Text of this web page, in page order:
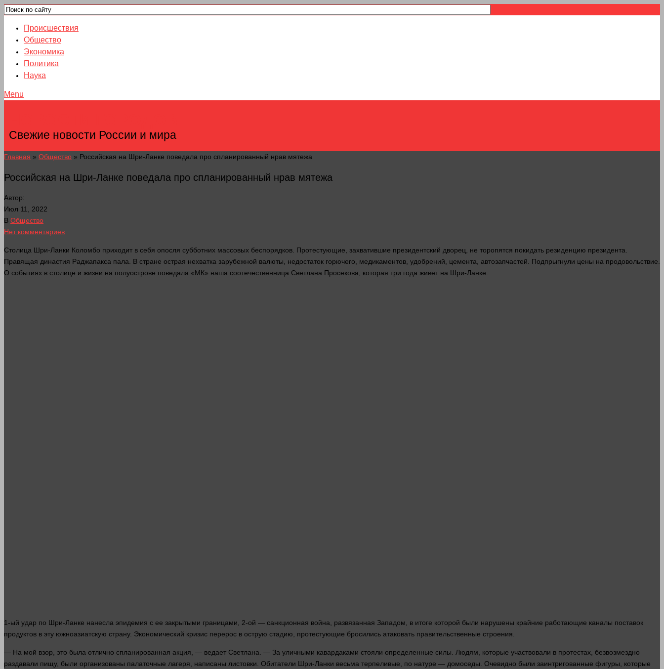
Происшествия
Общество
Экономика
Политика
Наука
Menu
Свежие новости России и мира
Главная » Общество » Российская на Шри-Ланке поведала про спланированный нрав мятежа
Российская на Шри-Ланке поведала про спланированный нрав мятежа
Автор:
Июл 11, 2022
В Общество
Нет комментариев
Столица Шри-Ланки Коломбо приходит в себя опосля субботних массовых беспорядков. Протестующие, захватившие президентский дворец, не торопятся покидать резиденцию президента.
Правящая династия Раджапакса пала. В стране острая нехватка зарубежной валюты, недостаток горючего, медикаментов, удобрений, цемента, автозапчастей. Подпрыгнули цены на продовольствие.
О событиях в столице и жизни на полуострове поведала «МК» наша соотечественница Светлана Просекова, которая три года живет на Шри-Ланке.
1-ый удар по Шри-Ланке нанесла эпидемия с ее закрытыми границами, 2-ой — санкционная война , развязанная Западом, в итоге которой были нарушены крайние работающие каналы поставок
продуктов в эту южноазиатскую страну. Экономический кризис перерос в острую стадию, протестующие бросились атаковать правительственные строения
— На мой взор , это была отлично спланированная акция, — ведает Светлана. — За уличными кавардаками стояли определенные силы. Людям, которые участвовали в протестах, безвозмездно
раздавали пищу, были организованы палаточные лагеря, написаны листовки. Обитатели Шри-Ланки весьма терпеливые, по натуре — домоседы. Очевидно были заинтригованные фигуры, которые